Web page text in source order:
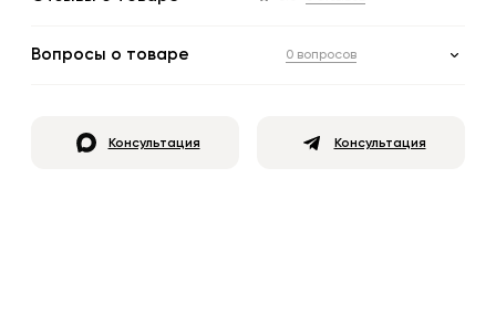
Вопросы о товаре 0 вопросов
Консультация Консультация